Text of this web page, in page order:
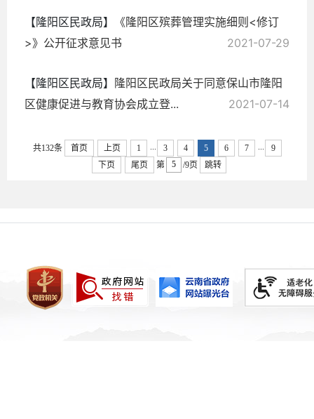
【隆阳区民政局】
《隆阳区殡葬管理实施细则<修订
>》公开征求意见书
2021-07-29
【隆阳区民政局】 隆阳区民政局关于同意保山市隆阳
区健康促进与教育协会成立登...
2021-07-14
共132条 首页 上页 1 ... 3 4 5 6 7 ...
9
下页
尾页 第 /9页 跳转